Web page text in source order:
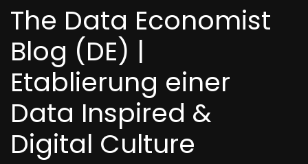
The Data Economist
Blog (DE) |
Etablierung einer
Data Inspired &
Digital Culture